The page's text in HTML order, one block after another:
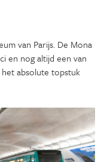
van Parijs. De Mona
en nog altijd een van
absolute topstuk